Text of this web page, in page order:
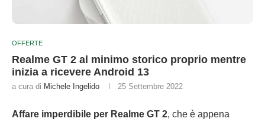
OFFERTE
Realme GT 2 al minimo storico proprio mentre
inizia a ricevere Android 13
a cura di Michele Ingelido 25 Settembre 2022
Affare imperdibile per Realme GT 2, che è appena